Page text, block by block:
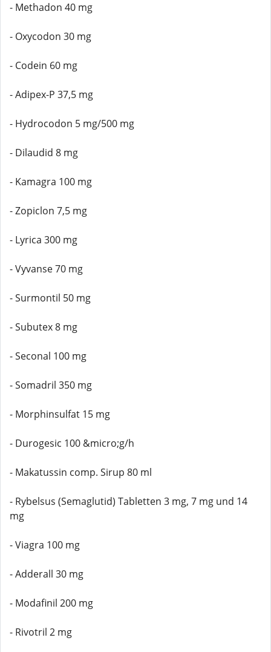
- Methadon 40 mg
- Oxycodon 30 mg
- Codein 60 mg
- Adipex-P 37,5 mg
- Hydrocodon 5 mg/500 mg
- Dilaudid 8 mg
- Kamagra 100 mg
- Zopiclon 7,5 mg
- Lyrica 300 mg
- Vyvanse 70 mg
- Surmontil 50 mg
- Subutex 8 mg
- Seconal 100 mg
- Somadril 350 mg
- Morphinsulfat 15 mg
- Durogesic 100 &micro;g/h
- Makatussin comp. Sirup 80 ml
- Rybelsus (Semaglutid) Tabletten 3 mg, 7 mg und 14
mg
- Viagra 100 mg
- Adderall 30 mg
- Modafinil 200 mg
- Rivotril 2 mg